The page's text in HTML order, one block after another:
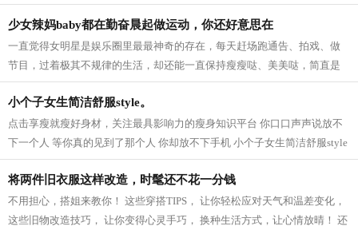
们要多锻炼我们的脚，促进血液循...
少女辣妈baby都在勤奋晨起做运动，你还好意思在
一直觉得女明星是娱乐圈里最最神奇的存在，每天赶场跑通告、拍戏、做
节目，过着极其不规律的生活，却还能一直保持瘦瘦哒、美美哒，简直是
羡慕死我们这些凡人啦~老天爷爷太不公...
小个子女生简洁舒服style。
点击享瘦就瘦好身材，关注最具影响力的瘦身知识平台 你口口声声说放不
下一个人 等你真的见到了那个人 你却放不下手机 小个子女生简洁舒服style
模特身高159CM 165cm半熟女生的轻熟小性...
将两件旧衣服这样改造，时髦还不花一分钱
不用担心，搭姐来教你！ 这些穿搭TIPS， 让你轻松应对天气和温差变化，
这些旧物改造技巧， 让你变得心灵手巧， 换种生活方式，让心情放晴！ 还